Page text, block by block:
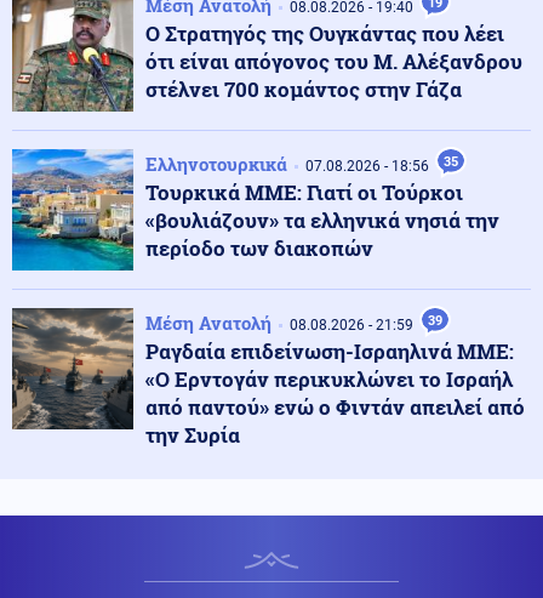
Κοινωνία 09.08.2026 - 09:50
Σχολεία: Τι «φέρνει» το πολλαπλό βιβλίο – Οι
εκκρεμότητες και τα επόμενα βήματα
ΗΠΑ 09.08.2026 - 09:47
Πυρετός στο αμερικανικό Πεντάγωνο: Πιέσεις για νέα
όπλα - Στερεύουν τα αποθέματα
Υγεία 09.08.2026 - 09:41
Ιός Δυτικού Νείλου: Πώς μεταδίδεται, τα συμπτώματα
- Πώς να προστατευθείτε
Κοινωνία 09.08.2026 - 09:35
Μέση Ανατολή 08.08.2026 - 19:40 19
Ο Στρατηγός της Ουγκάντας που λέει
ότι είναι απόγονος του Μ. Αλέξανδρου
στέλνει 700 κομάντος στην Γάζα
Ελληνοτουρκικά 07.08.2026 - 18:56 35
Τουρκικά ΜΜΕ: Γιατί οι Τούρκοι
«βουλιάζουν» τα ελληνικά νησιά την
περίοδο των διακοπών
Μέση Ανατολή 08.08.2026 - 21:59 39
Ραγδαία επιδείνωση-Ισραηλινά ΜΜΕ:
«Ο Ερντογάν περικυκλώνει το Ισραήλ
από παντού» ενώ ο Φιντάν απειλεί από
την Συρία